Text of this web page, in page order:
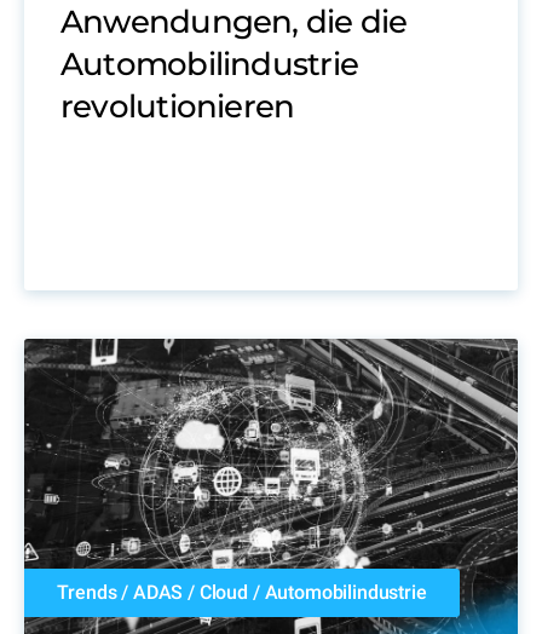
Anwendungen, die die
Automobilindustrie
revolutionieren
Trends/ ADAS / Cloud / Automobilindustrie